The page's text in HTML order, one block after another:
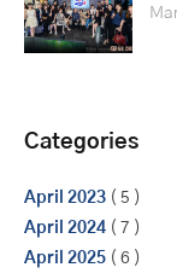
Categories
April 2023 ( 5 )
April 2024 ( 7 )
April 2025 ( 6 )